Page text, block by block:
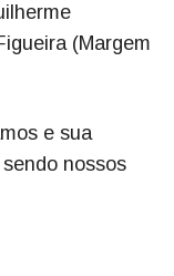
(Margem
e sua
nossos